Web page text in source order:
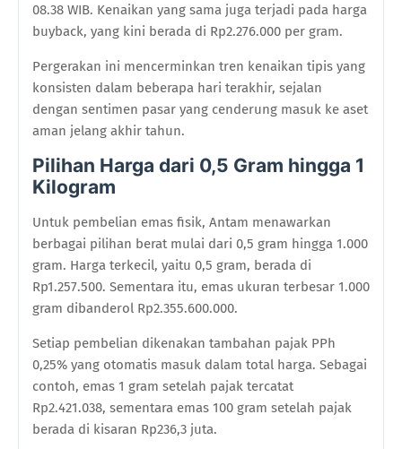
08.38 WIB. Kenaikan yang sama juga terjadi pada harga
buyback, yang kini berada di Rp2.276.000 per gram.
Pergerakan ini mencerminkan tren kenaikan tipis yang
konsisten dalam beberapa hari terakhir, sejalan
dengan sentimen pasar yang cenderung masuk ke aset
aman jelang akhir tahun.
Pilihan Harga dari 0,5 Gram hingga 1
Kilogram
Untuk pembelian emas fisik, Antam menawarkan
berbagai pilihan berat mulai dari 0,5 gram hingga 1.000
gram. Harga terkecil, yaitu 0,5 gram, berada di
Rp1.257.500. Sementara itu, emas ukuran terbesar 1.000
gram dibanderol Rp2.355.600.000.
Setiap pembelian dikenakan tambahan pajak PPh
0,25% yang otomatis masuk dalam total harga. Sebagai
contoh, emas 1 gram setelah pajak tercatat
Rp2.421.038, sementara emas 100 gram setelah pajak
berada di kisaran Rp236,3 juta.